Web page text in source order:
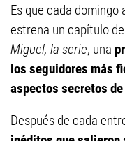
Es que cada
estrena un capítulo
Miguel, la serie, una
los seguidores más
aspectos secretos
Después de cada